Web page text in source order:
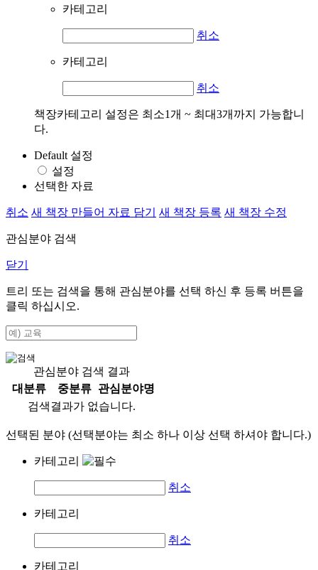
카테고리
취소
카테고리
취소
책장카테고리 설정은 최소1개 ~ 최대3개까지 가능합니
다.
Default 설정
설정
선택한 자료
취소 새 책장 만들어 자료 담기 새 책장 등록 새 책장 수정
관심분야 검색
닫기
트리 또는 검색을 통해 관심분야를 선택 하신 후 등록 버튼을
클릭 하십시오.
관심분야 검색 결과
대분류
중분류
관심분야명
검색결과가 없습니다.
선택된 분야 (선택분야는 최소 하나 이상 선택 하셔야 합니다.)
카테고리
취소
카테고리
취소
카테고리